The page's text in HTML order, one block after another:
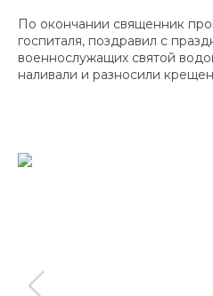
По окончании священник
госпиталя, поздравил с
военнослужащих святой
наливали и разносили